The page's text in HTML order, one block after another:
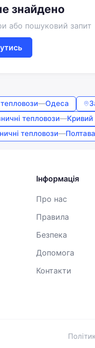
знайдено
або пошуковий запит
—Одеса
тепловози—Кривий
тепловози—Полтава
Інформація
Про нас
Правила
Безпека
Допомога
Контакти
зУмовами використання,